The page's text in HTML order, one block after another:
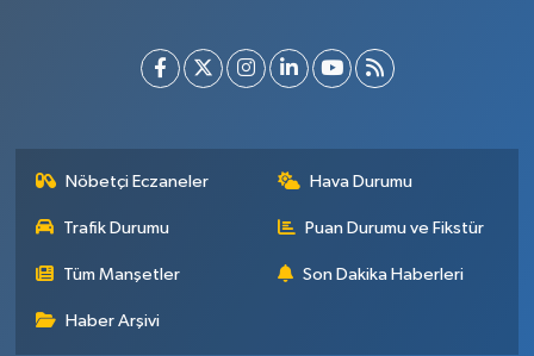
Nöbetçi Eczaneler Hava Durumu
Trafik Durumu Puan Durumu ve Fikstür
Tüm Manşetler Son Dakika Haberleri
Haber Arşivi